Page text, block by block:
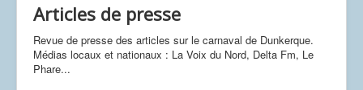
Accueil
Articles
Calendrier Carnaval 2026
Articles de presse
Revue de presse des articles sur le carnaval de Dunkerque.
Médias locaux et nationaux : La Voix du Nord, Delta Fm, Le
Phare...